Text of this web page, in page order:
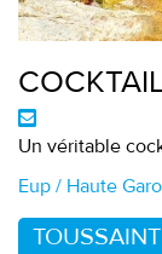
Un véritable
Eup / Haute
TOUSSAINT